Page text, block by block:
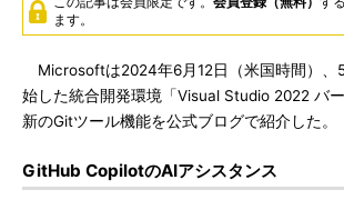
ます。
Microsoftは2024年6月12日（米国時間）、
始した統合開発環境「Visual Studio 2022 バ
新のGitツール機能を公式ブログで紹介した。
GitHub CopilotのAIアシスタンス